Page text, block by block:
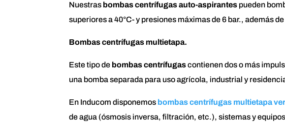
Nuestras bombas centrífugas auto-aspirantespueden
superiores a 40°C- y presiones máximas de 6 bar., además
Bombas centrífugas multietapa.
Este tipo de bombas centrífugascontienen dos o más
una bomba separada para uso agrícola, industrial y
En Inducom disponemos bombas centrífugas multietapa
de agua (ósmosis inversa, filtración, etc.), sistemas y